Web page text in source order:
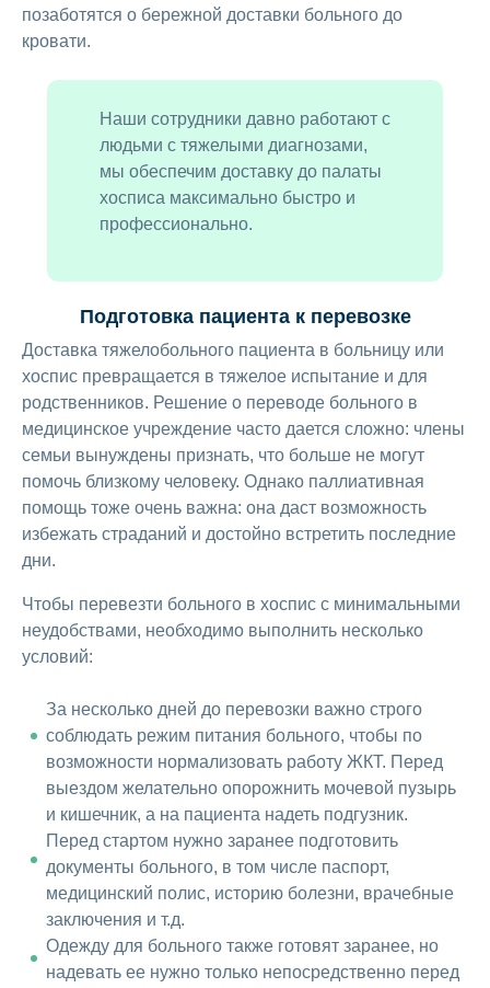
позаботятся о бережной доставки больного до
кровати.
Наши сотрудники давно работают с
людьми с тяжелыми диагнозами,
мы обеспечим доставку до палаты
хосписа максимально быстро и
профессионально.
Подготовка пациента к перевозке
Доставка тяжелобольного пациента в больницу или
хоспис превращается в тяжелое испытание и для
родственников. Решение о переводе больного в
медицинское учреждение часто дается сложно: члены
семьи вынуждены признать, что больше не могут
помочь близкому человеку. Однако паллиативная
помощь тоже очень важна: она даст возможность
избежать страданий и достойно встретить последние
дни.
Чтобы перевезти больного в хоспис с минимальными
неудобствами, необходимо выполнить несколько
условий:
За несколько дней до перевозки важно строго
соблюдать режим питания больного, чтобы по
возможности нормализовать работу ЖКТ. Перед
выездом желательно опорожнить мочевой пузырь
и кишечник, а на пациента надеть подгузник.
Перед стартом нужно заранее подготовить
документы больного, в том числе паспорт,
медицинский полис, историю болезни, врачебные
заключения и т.д.
Одежду для больного также готовят заранее, но
надевать ее нужно только непосредственно перед